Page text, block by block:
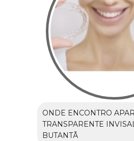
ONDE ENCONTRO
TRANSPARENTE
BUTANTÃ